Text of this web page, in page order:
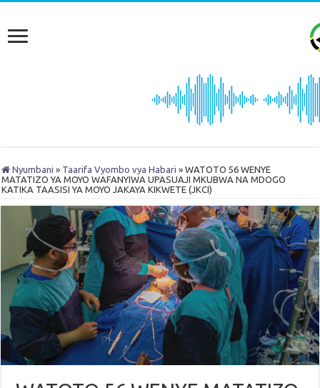
Nyumbani » Taarifa Vyombo vya Habari » WATOTO 56 WENYE
MATATIZO YA MOYO WAFANYIWA UPASUAJI MKUBWA NA MDOGO
KATIKA TAASISI YA MOYO JAKAYA KIKWETE (JKCI)